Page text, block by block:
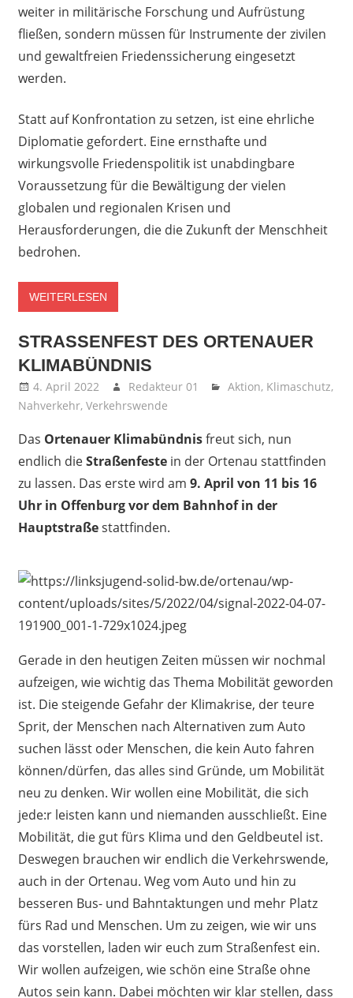
weiter in militärische Forschung und Aufrüstung
fließen, sondern müssen für Instrumente der zivilen
und gewaltfreien Friedenssicherung eingesetzt
werden.
Statt auf Konfrontation zu setzen, ist eine ehrliche
Diplomatie gefordert. Eine ernsthafte und
wirkungsvolle Friedenspolitik ist unabdingbare
Voraussetzung für die Bewältigung der vielen
globalen und regionalen Krisen und
Herausforderungen, die die Zukunft der Menschheit
bedrohen.
WEITERLESEN
STRASSENFEST DES ORTENAUER K
LIMABÜNDNIS
4. April 2022 Redakteur 01 Aktion, Klimaschutz,
Nahverkehr, Verkehrswende
Das Ortenauer Klimabündnisfreut sich, nun
endlich dieStraßenfestein der Ortenau stattfinden
zu lassen. Das erste wird am 9. April von 11 bis 16
Uhr in Offenburg vor dem Bahnhof in der
Hauptstraßestattfinden.
Gerade in den heutigen Zeiten müssen wir nochmal
aufzeigen, wie wichtig das Thema Mobilität geworden
ist. Die steigende Gefahr der Klimakrise, der teure
Sprit, der Menschen nach Alternativen zum Auto
suchen lässt oder Menschen, die kein Auto fahren
können/dürfen, das alles sind Gründe, um Mobilität
neu zu denken. Wir wollen eine Mobilität, die sich
jede:r leisten kann und niemanden ausschließt. Eine
Mobilität, die gut fürs Klima und den Geldbeutel ist.
Deswegen brauchen wir endlich die Verkehrswende,
auch in der Ortenau. Weg vom Auto und hin zu
besseren Bus- und Bahntaktungen und mehr Platz
fürs Rad und Menschen. Um zu zeigen, wie wir uns
das vorstellen, laden wir euch zum Straßenfest ein.
Wir wollen aufzeigen, wie schön eine Straße ohne
Autos sein kann. Dabei möchten wir klar stellen, dass